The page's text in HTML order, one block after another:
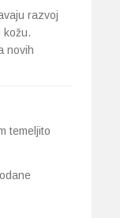
razvoj
kožu.
novih
temeljito